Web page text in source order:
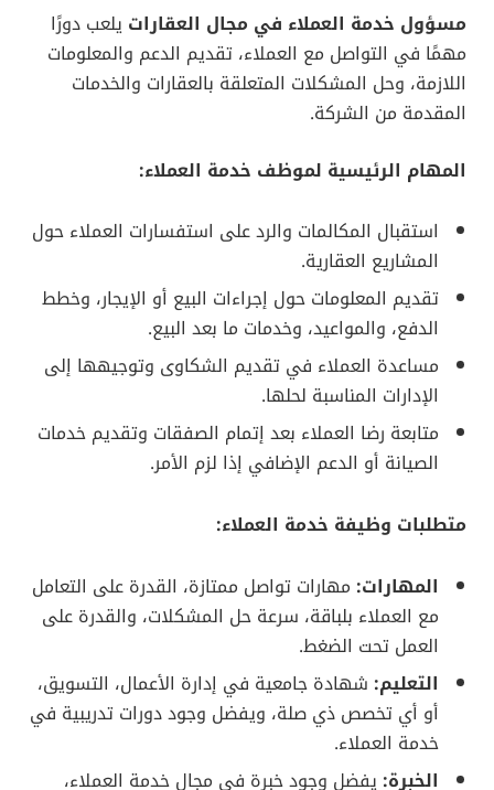
مسؤول خدمة العملاء في مجال العقارات يلعب دورًا
مهمًا في التواصل مع العملاء، تقديم الدعم والمعلومات
اللازمة، وحل المشكلات المتعلقة بالعقارات والخدمات
المقدمة من الشركة.
المهام الرئيسية لموظف خدمة العملاء:
استقبال المكالمات والرد على استفسارات العملاء حول
المشاريع العقارية.
تقديم المعلومات حول إجراءات البيع أو الإيجار، وخطط
الدفع، والمواعيد، وخدمات ما بعد البيع.
مساعدة العملاء في تقديم الشكاوى وتوجيهها إلى
الإدارات المناسبة لحلها.
متابعة رضا العملاء بعد إتمام الصفقات وتقديم خدمات
الصيانة أو الدعم الإضافي إذا لزم الأمر.
متطلبات وظيفة خدمة العملاء:
المهارات: مهارات تواصل ممتازة، القدرة على التعامل
مع العملاء بلباقة، سرعة حل المشكلات، والقدرة على
العمل تحت الضغط.
التعليم: شهادة جامعية في إدارة الأعمال، التسويق،
أو أي تخصص ذي صلة، ويفضل وجود دورات تدريبية في
خدمة العملاء.
الخبرة: يفضل وجود خبرة في مجال خدمة العملاء،